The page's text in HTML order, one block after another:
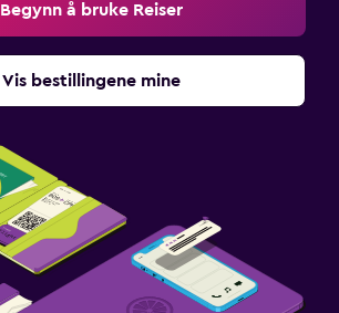
Begynn å bruke Reiser
Vis bestillingene mine